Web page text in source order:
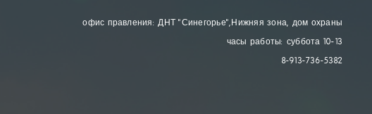
офис правления: ДНТ "Синегорье", Нижняя зона, дом охраны
часы работы: суббота 10-13
8-913-736-5382